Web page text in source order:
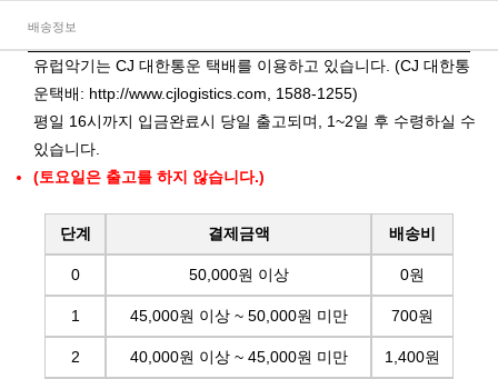
배송정보
유럽악기는 CJ 대한통운 택배를 이용하고 있습니다. (CJ 대한통
운택배: http://www.cjlogistics.com, 1588-1255)
평일 16시까지 입금완료시 당일 출고되며, 1~2일 후 수령하실 수
있습니다.
(토요일은 출고를 하지 않습니다.)
단계 결제금액 배송비
0 50,000원 이상 0원
1 45,000원 이상 ~ 50,000원 미만 700원
2 40,000원 이상 ~ 45,000원 미만 1,400원